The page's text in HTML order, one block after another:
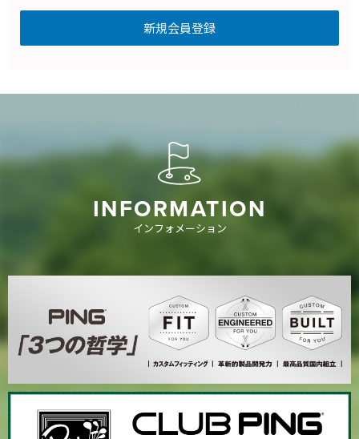
INFORMATION
インフォメーション